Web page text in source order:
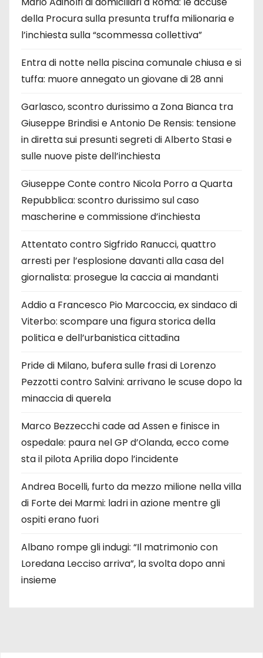
della Procura sulla presunta truffa milionaria e
l’inchiesta sulla “scommessa collettiva”
Entra di notte nella piscina comunale chiusa e si
tuffa: muore annegato un giovane di 28 anni
Garlasco, scontro durissimo a Zona Bianca tra
Giuseppe Brindisi e Antonio De Rensis: tensione
in diretta sui presunti segreti di Alberto Stasi e
sulle nuove piste dell’inchiesta
Giuseppe Conte contro Nicola Porro a Quarta
Repubblica: scontro durissimo sul caso
mascherine e commissione d’inchiesta
Attentato contro Sigfrido Ranucci, quattro
arresti per l’esplosione davanti alla casa del
giornalista: prosegue la caccia ai mandanti
Addio a Francesco Pio Marcoccia, ex sindaco di
Viterbo: scompare una figura storica della
politica e dell’urbanistica cittadina
Pride di Milano, bufera sulle frasi di Lorenzo
Pezzotti contro Salvini: arrivano le scuse dopo la
minaccia di querela
Marco Bezzecchi cade ad Assen e finisce in
ospedale: paura nel GP d’Olanda, ecco come
sta il pilota Aprilia dopo l’incidente
Andrea Bocelli, furto da mezzo milione nella villa
di Forte dei Marmi: ladri in azione mentre gli
ospiti erano fuori
Albano rompe gli indugi: “Il matrimonio con
Loredana Lecciso arriva”, la svolta dopo anni
insieme